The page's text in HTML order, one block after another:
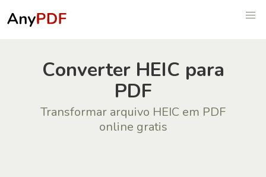
Сonverter HEIC para
PDF
Transformar arquivo HEIC em PDF
online gratis